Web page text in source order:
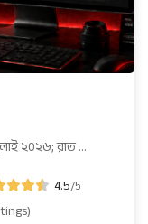
২০২৬; রাত …
4.5/5